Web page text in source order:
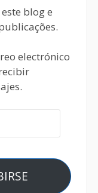
blog e
electrónico